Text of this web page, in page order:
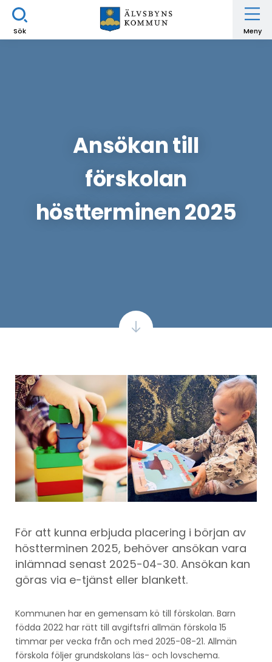
Sök Meny
Ansökan till
förskolan
höstterminen 2025
För att kunna erbjuda placering i början av
höstterminen 2025, behöver ansökan vara
inlämnad senast 2025-04-30. Ansökan kan
göras via e-tjänst eller blankett.
Kommunen har en gemensam kö till förskolan. Barn
födda 2022 har rätt till avgiftsfri allmän förskola 15
timmar per vecka från och med 2025-08-21. Allmän
förskola följer grundskolans läs- och lovschema.